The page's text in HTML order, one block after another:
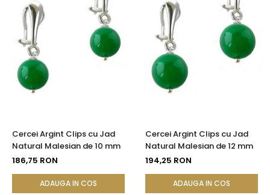
Cercei Argint Clips cu Jad
Natural Malesian de 10 mm
186,75 RON
ADAUGA IN COS
Cercei Argint Clips cu Jad
Natural Malesian de 12 mm
194,25 RON
ADAUGA IN COS